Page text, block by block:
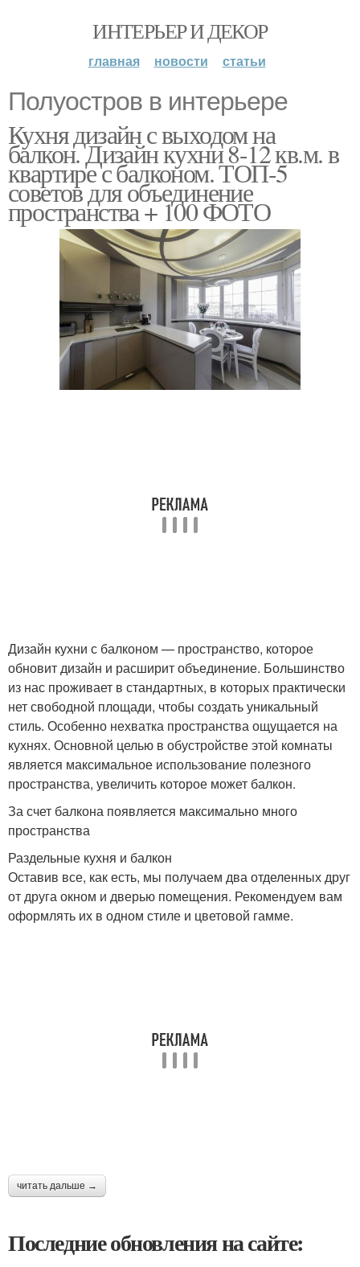
ИНТЕРЬЕР И ДЕКОР
главная новости статьи
Полуостров в интерьере
Кухня дизайн с выходом на
балкон. Дизайн кухни 8-12 кв.м. в
квартире с балконом. ТОП-5
советов для объединение
пространства + 100 ФОТО
Дизайн кухни с балконом — пространство, которое
обновит дизайн и расширит объединение. Большинство
из нас проживает в стандартных, в которых практически
нет свободной площади, чтобы создать уникальный
стиль. Особенно нехватка пространства ощущается на
кухнях. Основной целью в обустройстве этой комнаты
является максимальное использование полезного
пространства, увеличить которое может балкон.
За счет балкона появляется максимально много
пространства
Раздельные кухня и балкон
Оставив все, как есть, мы получаем два отделенных друг
от друга окном и дверью помещения. Рекомендуем вам
оформлять их в одном стиле и цветовой гамме.
читать дальше →
Последние обновления на сайте: